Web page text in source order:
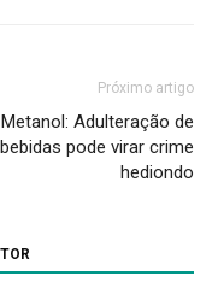
Próximo artigo
Adulteração de
bebidas pode virar crime
hediondo